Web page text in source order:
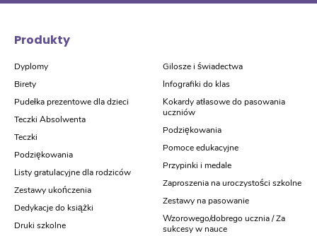
Produkty
Dyplomy
Birety
Pudełka prezentowe dla dzieci
Teczki Absolwenta
Teczki
Podziękowania
Listy gratulacyjne dla rodziców
Zestawy ukończenia
Dedykacje do książki
Druki szkolne
Gilosze i świadectwa
Infografiki do klas
Kokardy atłasowe do pasowania
uczniów
Podziękowania
Pomoce edukacyjne
Przypinki i medale
Zaproszenia na uroczystości szkolne
Zestawy na pasowanie
Wzorowego/dobrego ucznia / Za
sukcesy w nauce